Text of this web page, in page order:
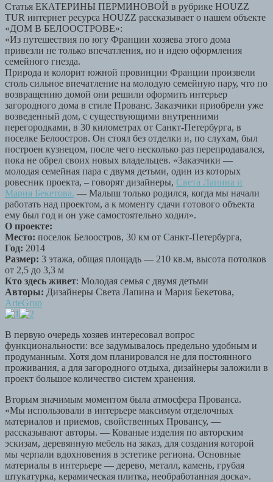
Статья ЕКАТЕРИНЫ ПЕРМИНОВОЙ в рубрике HOUZZ
TUR интернет ресурса HOUZZ рассказывает о нашем объекте
«ДОМ В БЕЛООСТРОВЕ»:
«Из путешествия по югу Франции хозяева этого дома
привезли не только впечатления, но и идею оформления
семейного гнезда.
Природа и колорит южной провинции Франции произвели
столь сильное впечатление на молодую семейную пару, что по
возвращению домой они решили оформить интерьер
загородного дома в стиле Прованс. Заказчики приобрели уже
возведенный дом, с существующими внутренними
перегородками, в 30 километрах от Санкт-Петербурга, в
поселке Белоостров. Он стоял без отделки и, по слухам, был
построен кузнецом, после чего несколько раз перепродавался,
пока не обрел своих новых владельцев. «Заказчики —
молодая семейная пара с двумя детьми, один из которых
ровесник проекта, – говорят дизайнеры, Света Лапина и
Мария Бекетова. — Малыш только родился, когда мы начали
работать над проектом, а к моменту сдачи готового объекта
ему был год и он уже самостоятельно ходил».
О проекте:
Место: поселок Белоостров, 30 км от Санкт-Петербурга,
Год: 2014
Размер: 3 этажа, общая площадь — 210 кв.м, высота потолков
от 2,5 до 3,3 м
Кто здесь живет: Молодая семья с двумя детьми
Авторы: Дизайнеры Света Лапина и Мария Бекетова,
ArteGrup
В первую очередь хозяев интересовал вопрос
функциональности: все задумывалось предельно удобным и
продуманным. Хотя дом планировался не для постоянного
проживания, а для загородного отдыха, дизайнеры заложили в
проект большое количество систем хранения.
Вторым значимым моментом была атмосфера Прованса.
«Мы использовали в интерьере максимум отделочных
материалов и приемов, свойственных Провансу, —
рассказывают авторы. — Кованые изделия по авторским
эскизам, деревянную мебель на заказ, для создания которой
мы черпали вдохновения в эстетике региона. Основные
материалы в интерьере — дерево, металл, камень, грубая
штукатурка, керамическая плитка, необработанная доска».